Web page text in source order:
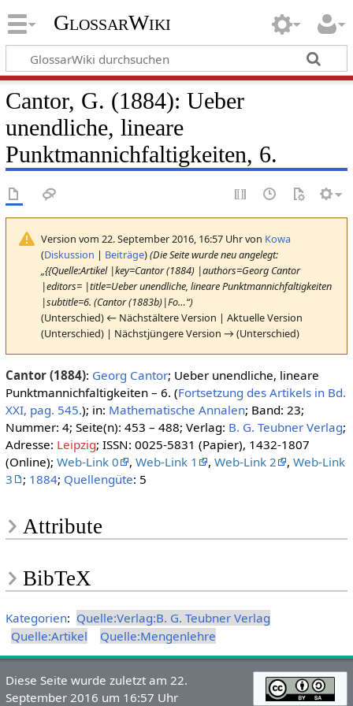
GlossarWiki
Cantor, G. (1884): Ueber
unendliche, lineare
Punktmannichfaltigkeiten, 6.
Version vom 22. September 2016, 16:57 Uhr von Kowa
(Diskussion | Beiträge)(Die Seite wurde neu angelegt:
„{{Quelle:Artikel |key=Cantor (1884) |authors=Georg Cantor
|editors= |title=Ueber unendliche, lineare Punktmannichfaltigkeiten
|subtitle=6. (Cantor (1883b)|Fo…“)
(Unterschied) ← Nächstältere Version | Aktuelle Version
(Unterschied) | Nächstjüngere Version → (Unterschied)
Cantor (1884): Georg Cantor; Ueber unendliche, lineare
Punktmannichfaltigkeiten – 6. (Fortsetzung des Artikels in Bd.
XXI, pag. 545.); in: Mathematische Annalen; Band: 23;
Nummer: 4; Seite(n): 453 – 488; Verlag: B. G. Teubner Verlag;
Adresse: Leipzig; ISSN: 0025-5831 (Papier), 1432-1807
(Online); Web-Link 0 , Web-Link 1 , Web-Link 2 , Web-Link
3
; 1884; Quellengüte: 5
Attribute
BibTeX
Kategorien: Quelle:Verlag:B. G. Teubner Verlag
Quelle:Artikel
Quelle:Mengenlehre
Diese Seite wurde zuletzt am 22.
September 2016 um 16:57 Uhr